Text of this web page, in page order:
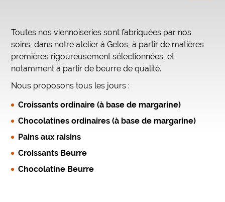
Toutes nos viennoiseries sont fabriquées par nos
soins, dans notre atelier à Gelos, à partir de matières
premières rigoureusement sélectionnées, et
notamment à partir de beurre de qualité.
Nous proposons tous les jours :
Croissants ordinaire (à base de margarine)
Chocolatines ordinaires (à base de margarine)
Pains aux raisins
Croissants Beurre
Chocolatine Beurre